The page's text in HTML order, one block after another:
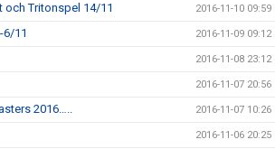
och Tritonspel 14/11 2016-11-10 09:59
6/11 2016-11-09 09:12
2016-11-08 23:12
2016-11-07 20:56
2016….. 2016-11-07 10:26
2016-11-06 20:25